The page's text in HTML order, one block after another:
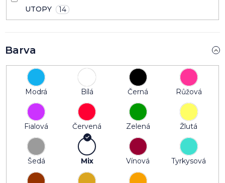
UTOPY 14
Barva
Modrá Bílá Černá Růžová
Fialová Červená Zelená Žlutá
Šedá Mix Vínová Tyrkysová